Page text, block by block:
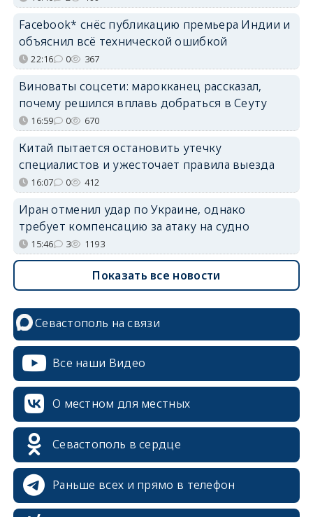
Facebook* снёс публикацию премьера Индии и
объяснил всё технической ошибкой
22:16 0 367
Виноваты соцсети: марокканец рассказал,
почему решился вплавь добраться в Сеуту
16:59 0 670
Китай пытается остановить утечку
специалистов и ужесточает правила выезда
16:07 0 412
Иран отменил удар по Украине, однако
требует компенсацию за атаку на судно
15:46 3 1193
Показать все новости
Севастополь на связи
Все наши Видео
О местном для местных
Севастополь в сердце
Раньше всех и прямо в телефон